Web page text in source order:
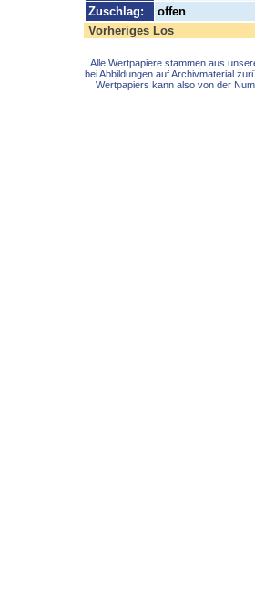
Zuschlag:
offen
Vorheriges Los
Alle Wertpapiere stammen aus
bei Abbildungen auf Archivmaterial
Wertpapiers kann also von der